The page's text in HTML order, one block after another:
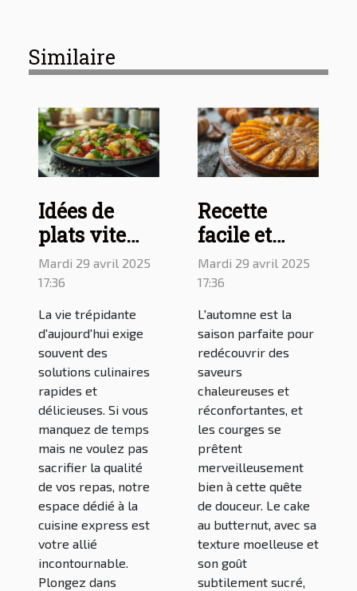
Similaire
Idées de
plats vite
faits pour
votre repas :
découvrez le
blog de
cuisine
rapide
Mardi 29 avril 2025
17:36
La vie trépidante
d'aujourd'hui exige
souvent des
solutions culinaires
rapides et
délicieuses. Si vous
manquez de temps
mais ne voulez pas
sacrifier la qualité
de vos repas, notre
espace dédié à la
cuisine express est
votre allié
incontournable.
Plongez dans
Recette
facile et
délicieuse
du cake au
butternut
Mardi 29 avril 2025
17:36
L'automne est la
saison parfaite pour
redécouvrir des
saveurs
chaleureuses et
réconfortantes, et
les courges se
prêtent
merveilleusement
bien à cette quête
de douceur. Le cake
au butternut, avec sa
texture moelleuse et
son goût
subtilement sucré,